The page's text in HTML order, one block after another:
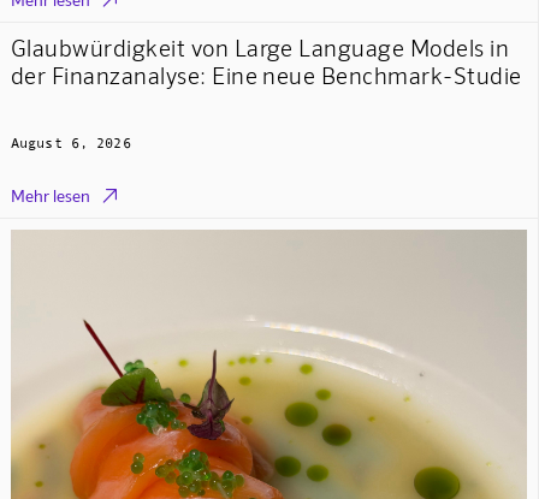
Glaubwürdigkeit von Large Language Models in
der Finanzanalyse: Eine neue Benchmark-Studie
August 6, 2026
Mehr lesen 